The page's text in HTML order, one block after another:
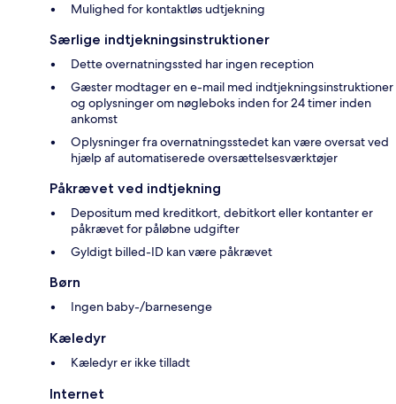
Mulighed for kontaktløs udtjekning
Særlige indtjekningsinstruktioner
Dette overnatningssted har ingen reception
Gæster modtager en e-mail med indtjekningsinstruktioner
og oplysninger om nøgleboks inden for 24 timer inden
ankomst
Oplysninger fra overnatningsstedet kan være oversat ved
hjælp af automatiserede oversættelsesværktøjer
Påkrævet ved indtjekning
Depositum med kreditkort, debitkort eller kontanter er
påkrævet for påløbne udgifter
Gyldigt billed-ID kan være påkrævet
Børn
Ingen baby-/barnesenge
Kæledyr
Kæledyr er ikke tilladt
Internet